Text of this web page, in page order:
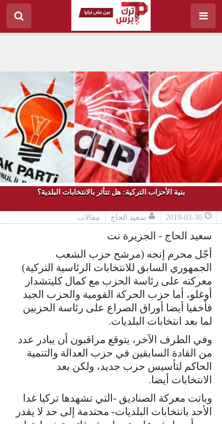
بنية الأحزاب التركية: هل تتأثر بالانتخابات البلدية؟
2019-03-30 سعيد الحاج مقالات
سعيد الحاج - الجزيرة نت
أجّل محرم إنجه (مرشح حزب الشعب
الجمهوري السابق للانتخابات الرئاسية التركية)
معركته على رئاسة الحزب مع كمال كليتشدار
أوغلو، أما حزب الحركة القومية والحزب الجيد
فأخفيا أيضا أوراق الصراع على رئاسة الحزبين
لما بعد انتخابات البلديات.
وفي الطرف الآخر، يتوقع مراقبون أن يبادر عدد
من القادة السابقين في حزب العدالة والتنمية
الحاكم لتأسيس حزب جديد، ولكن بعد
الانتخابات أيضا.
وباتت معركة الصناديق -التي تشهدها تركيا غدا
الأحد بانتخابات البلديات- محتدمة إلى حد لا يقدر